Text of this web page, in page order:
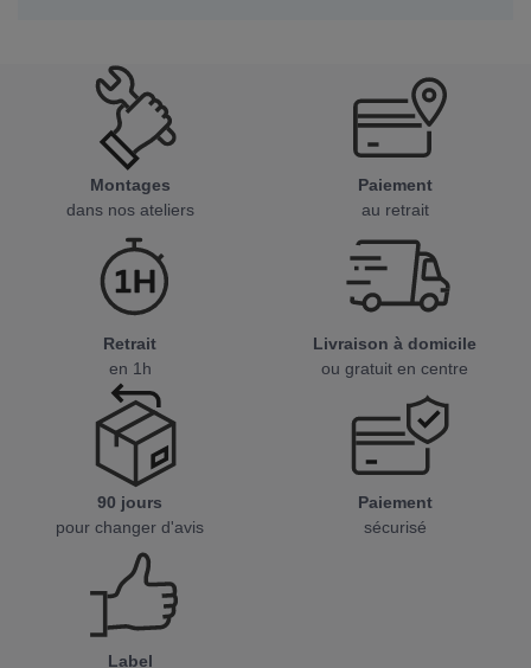
Montages
dans nos ateliers
Paiement
au retrait
Retrait
en 1h
Livraison à domicile
ou gratuit en centre
90 jours
pour changer d'avis
Paiement
sécurisé
Label